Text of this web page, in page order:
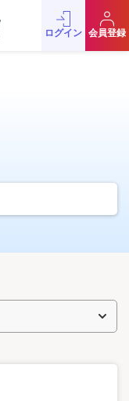
ログイン 会員登録